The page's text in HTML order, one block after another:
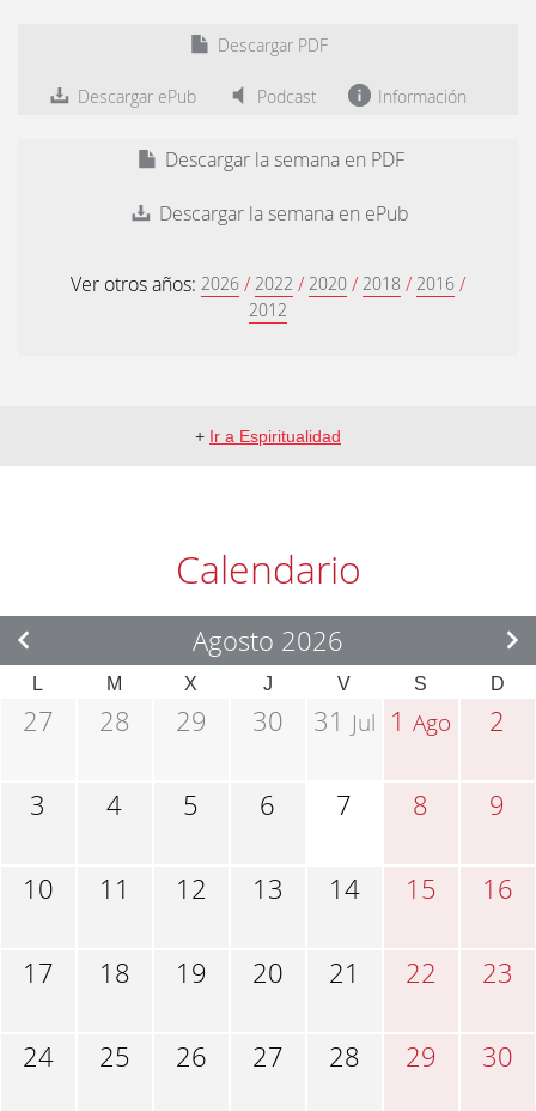
Descargar PDF
Descargar ePub Podcast Información
Descargar la semana en PDF
Descargar la semana en ePub
Ver otros años: 2026 / 2022 / 2020 / 2018 / 2016 /
2012
+ Ir a Espiritualidad
Calendario
Agosto 2026
L M X J V S D
27 28 29 30 31 Jul 1Ago 2
3 4 5 6 7 8 9
10 11 12 13 14 15 16
17 18 19 20 21 22 23
24 25 26 27 28 29 30